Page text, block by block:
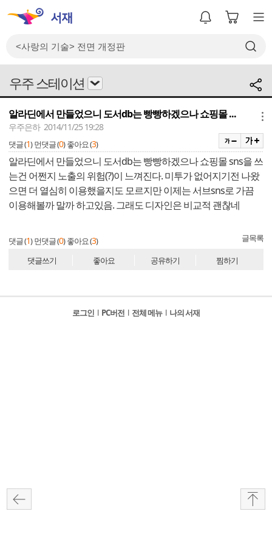
우주 스테이션
알라딘에서 만들었으니 도서db는 빵빵하겠으나 쇼핑몰 ...
우주은하 2014/11/25 19:28
댓글 (1) 먼댓글 (0) 좋아요 (3)
알라딘에서 만들었으니 도서db는 빵빵하겠으나 쇼핑몰 sns을 쓰
는건 어쩐지 노출의 위험(?)이 느껴진다. 미투가 없어지기전 나왔
으면 더 열심히 이용했을지도 모르지만 이제는 서브sns로 가끔
이용해볼까 말까 하고있음. 그래도 디자인은 비교적 괜찮네
댓글 (1) 먼댓글 (0) 좋아요 (3) 글목록
댓글쓰기 좋아요 공유하기 찜하기
로그인 l PC버전 l 전체 메뉴 l 나의 서재